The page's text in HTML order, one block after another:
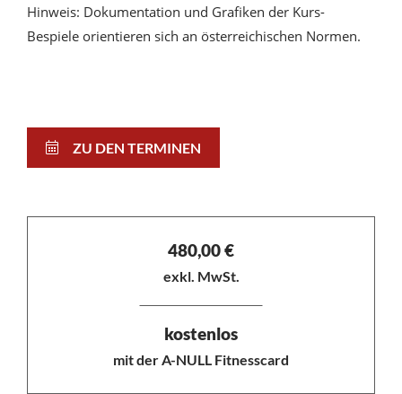
Hinweis: Dokumentation und Grafiken der Kurs-
Bespiele orientieren sich an österreichischen Normen.
ZU DEN TERMINEN
480,00€
exkl. MwSt.
kostenlos
mit der A-NULL Fitnesscard